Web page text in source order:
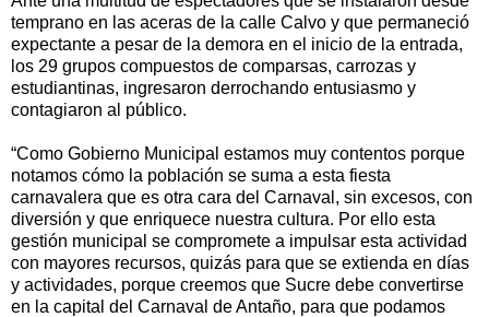
temprano en las aceras de la calle Calvo y que permaneció
expectante a pesar de la demora en el inicio de la entrada,
los 29 grupos compuestos de comparsas, carrozas y
estudiantinas, ingresaron derrochando entusiasmo y
contagiaron al público.
“Como Gobierno Municipal estamos muy contentos porque
notamos cómo la población se suma a esta fiesta
carnavalera que es otra cara del Carnaval, sin excesos, con
diversión y que enriquece nuestra cultura. Por ello esta
gestión municipal se compromete a impulsar esta actividad
con mayores recursos, quizás para que se extienda en días
y actividades, porque creemos que Sucre debe convertirse
en la capital del Carnaval de Antaño, para que podamos